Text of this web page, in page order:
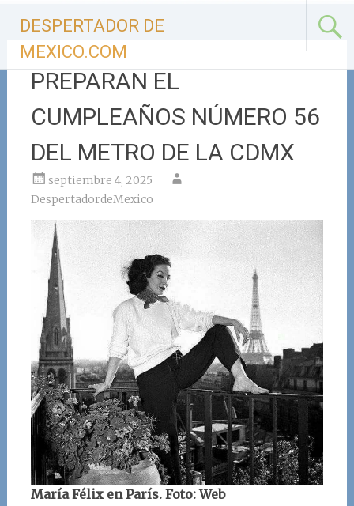
contenido
DESPERTADOR DE
MEXICO.COM
PREPARAN EL
CUMPLEAÑOS NÚMERO 56
DEL METRO DE LA CDMX
septiembre 4, 2025
DespertadordeMexico
María Félix en París. Foto: Web